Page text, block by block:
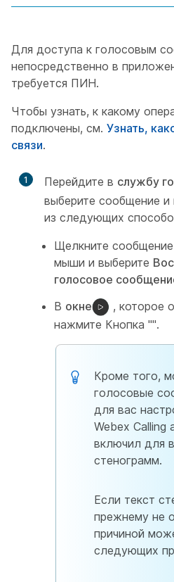
Для доступа к голосовым
непосредственно в
требуется ПИН.
Чтобы узнать, к какому
подключены, см. Узнать,
связи.
1 Перейдите в службу
выберите сообщение
из следующих
Щелкните
мыши и выберите
голосовое
В окне
, которое
нажмите Кнопка "".
Кроме того,
голосовые
для вас
Webex Calling
включил для
стенограмм.
Если текст
прежнему не
причиной
следующих